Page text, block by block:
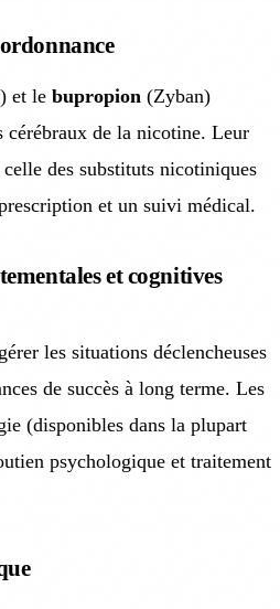
et le bupropion (Zyban)
cérébraux de la nicotine. Leur
des substituts nicotiniques
et un suivi médical.
et cognitives
les situations déclencheuses
de succès à long terme. Les
(disponibles dans la plupart
psychologique et traitement